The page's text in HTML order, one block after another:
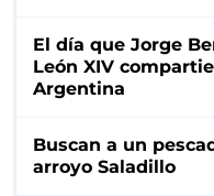
El día que Jorge
León XIV
Argentina
Buscan a un
arroyo Saladillo